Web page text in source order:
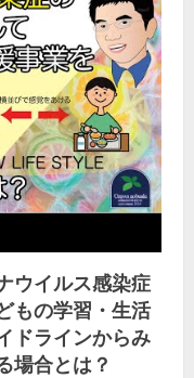
ウイルス感染症
もの学習・生活
ドラインからみ
場合とは？